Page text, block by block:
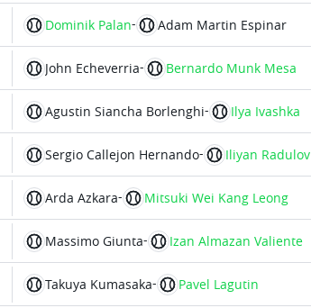
Dominik Palan- Adam Martin Espinar
John Echeverria- Bernardo Munk Mesa
Agustin Siancha Borlenghi- Ilya Ivashka
Sergio Callejon Hernando- Iliyan Radulov
Arda Azkara- Mitsuki Wei Kang Leong
Massimo Giunta- Izan Almazan Valiente
Takuya Kumasaka- Pavel Lagutin